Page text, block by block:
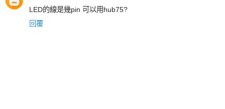
LED的線是幾pin 可以用hub75?
回覆